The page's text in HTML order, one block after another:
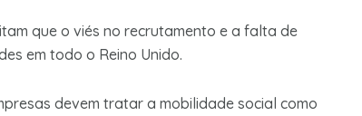
que o viés no recrutamento e a falta de
em todo o Reino Unido.
devem tratar a mobilidade social como